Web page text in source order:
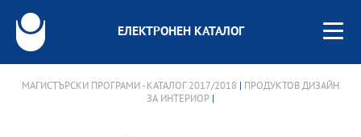
ЕЛЕКТРОНЕН КАТАЛОГ
МАГИСТЪРСКИ ПРОГРАМИ - КАТАЛОГ 2017/2018
ПРОДУКТОВ ДИЗАЙН
ЗА ИНТЕРИОР